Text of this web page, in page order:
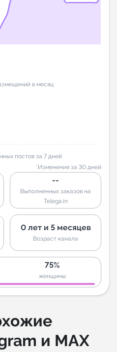
в месяц
постов за 7 дней
*Изменения за 30 дней
--
Выполненных заказов на
Telega.in
0 лет и 5 месяцев
Возраст канала
75%
женщины
и MAX